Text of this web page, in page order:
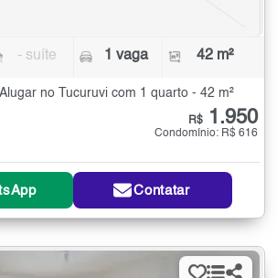
- suíte 1 vaga 42 m²
no Tucuruvi com 1 quarto - 42 m²
R$ 1.950
Condomínio: R$ 616
Contatar